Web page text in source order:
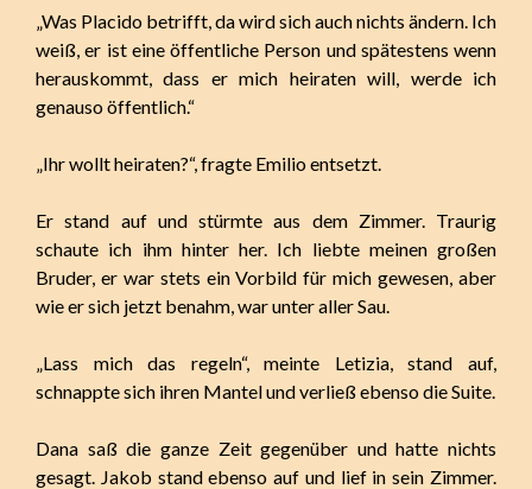
„Was Placido betrifft, da wird sich auch nichts ändern. Ich
weiß, er ist eine öffentliche Person und spätestens wenn
herauskommt, dass er mich heiraten will, werde ich
genauso öffentlich.“
„Ihr wollt heiraten?“, fragte Emilio entsetzt.
Er stand auf und stürmte aus dem Zimmer. Traurig
schaute ich ihm hinter her. Ich liebte meinen großen
Bruder, er war stets ein Vorbild für mich gewesen, aber
wie er sich jetzt benahm, war unter aller Sau.
„Lass mich das regeln“, meinte Letizia, stand auf,
schnappte sich ihren Mantel und verließ ebenso die Suite.
Dana saß die ganze Zeit gegenüber und hatte nichts
gesagt. Jakob stand ebenso auf und lief in sein Zimmer.